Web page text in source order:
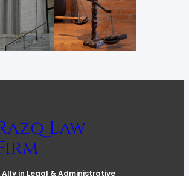
Law
in Legal & Administrative